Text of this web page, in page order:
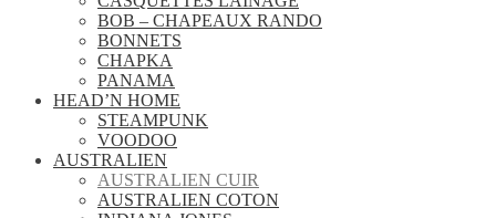
BOB – CHAPEAUX RANDO
BONNETS
CHAPKA
PANAMA
HEAD’N HOME
STEAMPUNK
VOODOO
AUSTRALIEN
AUSTRALIEN CUIR
AUSTRALIEN COTON